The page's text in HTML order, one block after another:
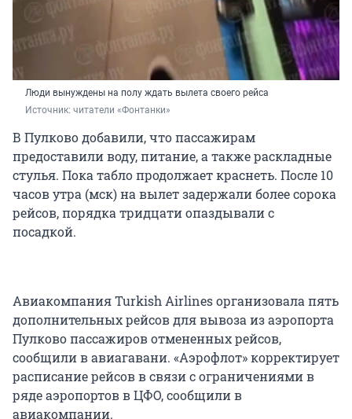
Люди вынуждены на полу ждать вылета своего рейса
Источник: читатели «Фонтанки»
В Пулково добавили, что пассажирам
предоставили воду, питание, а также раскладные
стулья. Пока табло продолжает краснеть. После 10
часов утра (мск) на вылет задержали более сорока
рейсов, порядка тридцати опаздывали с
посадкой.
Авиакомпания Turkish Airlines организовала пять
дополнительных рейсов для вывоза из аэропорта
Пулково пассажиров отмененных рейсов,
сообщили в авиагавани. «Аэрофлот» корректирует
расписание рейсов в связи с ограничениями в
ряде аэропортов в ЦФО, сообщили в
авиакомпании.